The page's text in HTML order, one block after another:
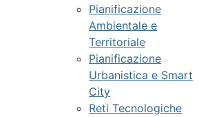
Pianificazione
Ambientale e
Territoriale
Pianificazione
Urbanistica e Smart
City
Reti Tecnologiche